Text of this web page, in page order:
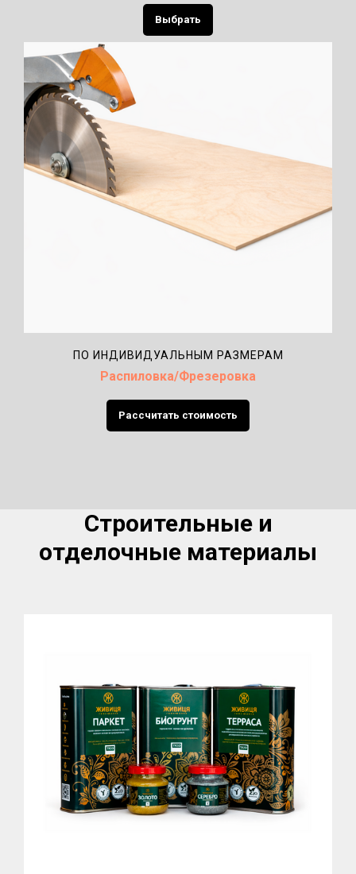
Выбрать
ПО ИНДИВИДУАЛЬНЫМ РАЗМЕРАМ
Распиловка/Фрезеровка
Рассчитать стоимость
Строительные и
отделочные материалы